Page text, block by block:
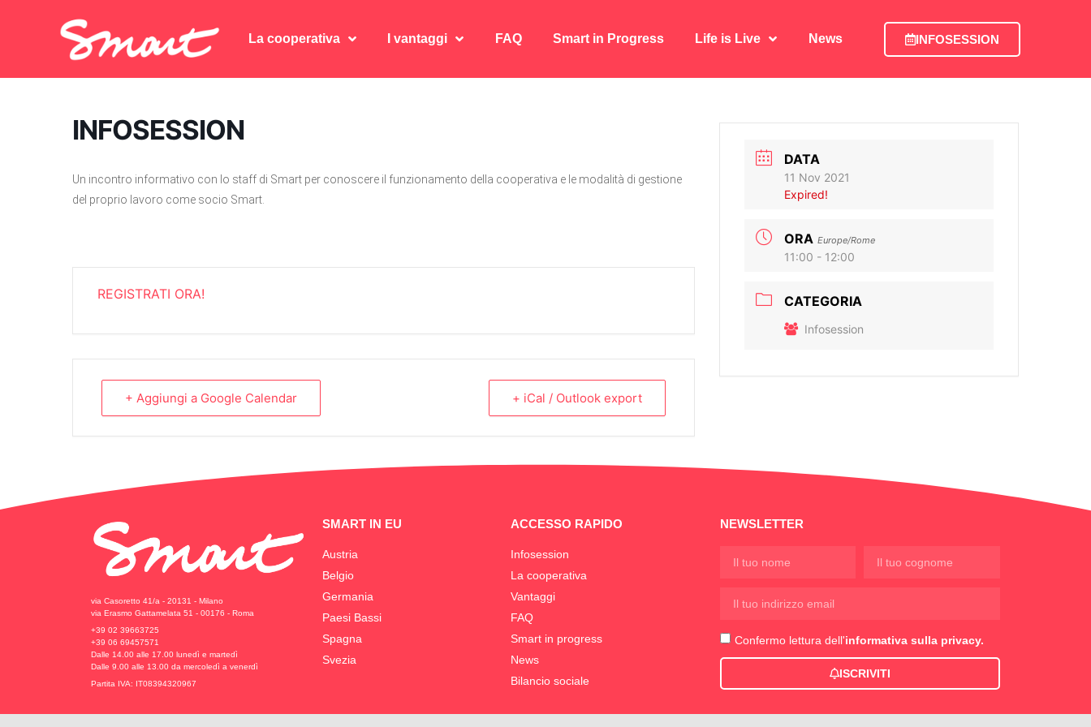
La cooperativa I vantaggi FAQ Smart in Progress Life is Live News
INFOSESSION
INFOSESSION
Un incontro informativo con lo staff di Smart per conoscere il funzionamento della cooperativa e le modalità di gestione
del proprio lavoro come socio Smart.
REGISTRATI ORA!
+ Aggiungi a Google Calendar + iCal / Outlook export
DATA
11 Nov 2021
Expired!
ORA Europe/Rome
11:00 - 12:00
CATEGORIA
Infosession
via Casoretto 41/a - 20131 - Milano
via Erasmo Gattamelata 51 - 00176 - Roma
+39 02 39663725
+39 06 69457571
Dalle 14.00 alle 17.00 lunedì e martedì
Dalle 9.00 alle 13.00 da mercoledì a venerdì
Partita IVA: IT08394320967
SMART IN EU
Austria
Belgio
Germania
Paesi Bassi
Spagna
Svezia
ACCESSO RAPIDO
Infosession
La cooperativa
Vantaggi
FAQ
Smart in progress
News
Bilancio sociale
NEWSLETTER
Confermo lettura dell'informativa sulla privacy.
ISCRIVITI